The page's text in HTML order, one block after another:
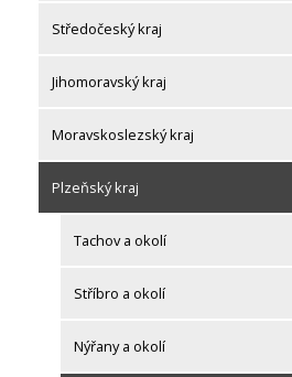
Středočeský kraj
Jihomoravský kraj
Moravskoslezský kraj
Plzeňský kraj
Tachov a okolí
Stříbro a okolí
Nýřany a okolí